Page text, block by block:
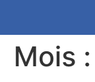
Mois :